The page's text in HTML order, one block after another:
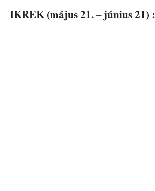
IKREK (május 21. – június 21) :